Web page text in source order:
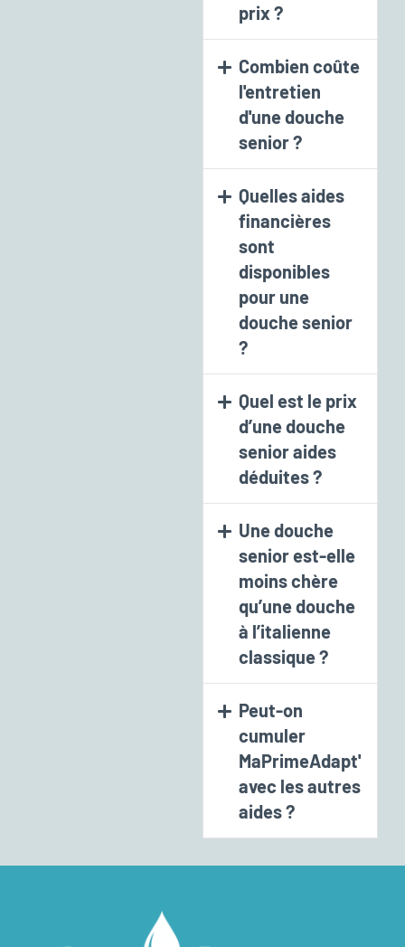
prix ?
Combien coûte
l'entretien
d'une douche
senior ?
Quelles aides
financières
sont
disponibles
pour une
douche senior
?
Quel est le prix
d’une douche
senior aides
déduites ?
Une douche
senior est-elle
moins chère
qu’une douche
à l’italienne
classique ?
Peut-on
cumuler
MaPrimeAdapt'
avec les autres
aides ?